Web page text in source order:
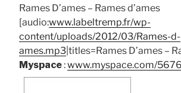
Rames D’ames – Rames d’ames
[audio:www.labeltremp.fr/wp-
content/uploads/2012/03/Rames-d-
ames.mp3 |titles=Rames D’ames –
Myspace:www.myspace.com/